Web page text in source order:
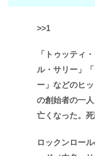
>>1
「トゥッティ
ル・サリー」
ー」などのヒ
の創始者の一
亡くなった。
ロックンロー